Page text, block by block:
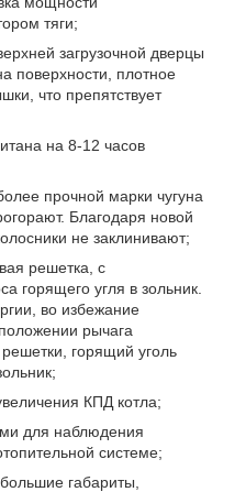
тяги;
загрузочной дверцы
поверхности, плотное
что препятствует
на 8-12 часов
прочной марки чугуна
Благодаря новой
не заклинивают;
решетка, с
горящего угля в зольник.
во избежание
рычага
горящий уголь
КПД котла;
для наблюдения
системе;
габариты,